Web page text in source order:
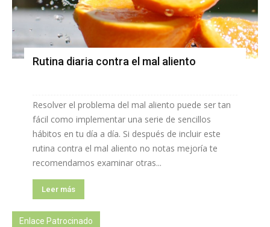
Rutina diaria contra el mal aliento
Resolver el problema del mal aliento puede ser tan
fácil como implementar una serie de sencillos
hábitos en tu día a día. Si después de incluir este
rutina contra el mal aliento no notas mejoría te
recomendamos examinar otras...
Leer más
Enlace Patrocinado